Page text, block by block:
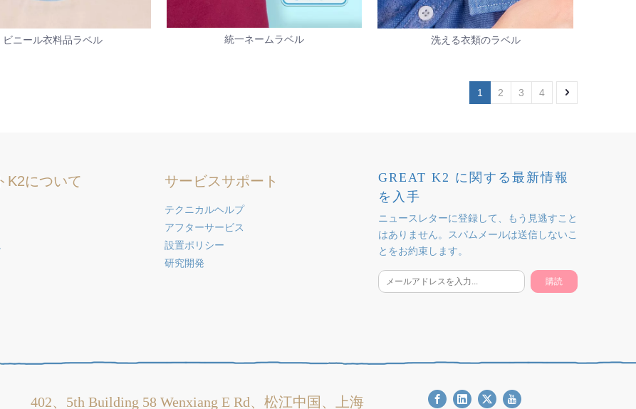
ビニール衣料品ラベル 統一ネームラベル 洗える衣類のラベル
1 2 3 4
K2について サービスサポート
テクニカルヘルプ
アフターサービス
設置ポリシー
研究開発
GREAT K2 に関する最新情報
を入手
ニュースレターに登録して、もう見逃すこと
はありません。スパムメールは送信しないこ
とをお約束します。
購読
402、5th Building 58 Wenxiang E Rd、松江中国、上海